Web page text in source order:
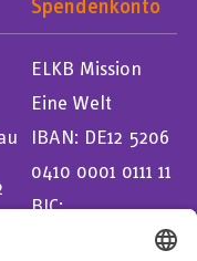
ELKB Mission
Eine Welt
IBAN: DE12 5206
0410 0001 0111 11
BIC: